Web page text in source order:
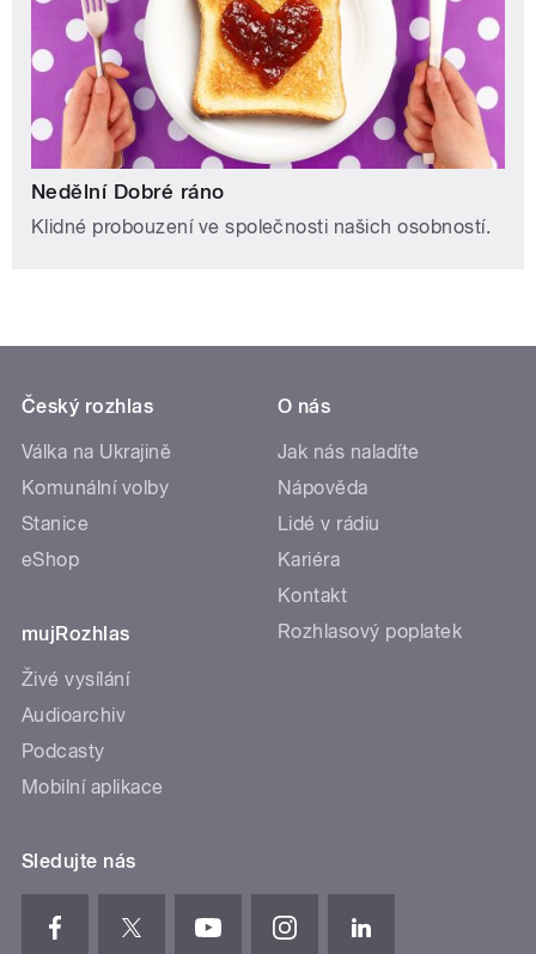
Nedělní Dobré ráno
Klidné probouzení ve společnosti našich osobností.
Český rozhlas
Válka na Ukrajině
Komunální volby
Stanice
eShop
mujRozhlas
Živé vysílání
Audioarchiv
Podcasty
Mobilní aplikace
O nás
Jak nás naladíte
Nápověda
Lidé v rádiu
Kariéra
Kontakt
Rozhlasový poplatek
Sledujte nás